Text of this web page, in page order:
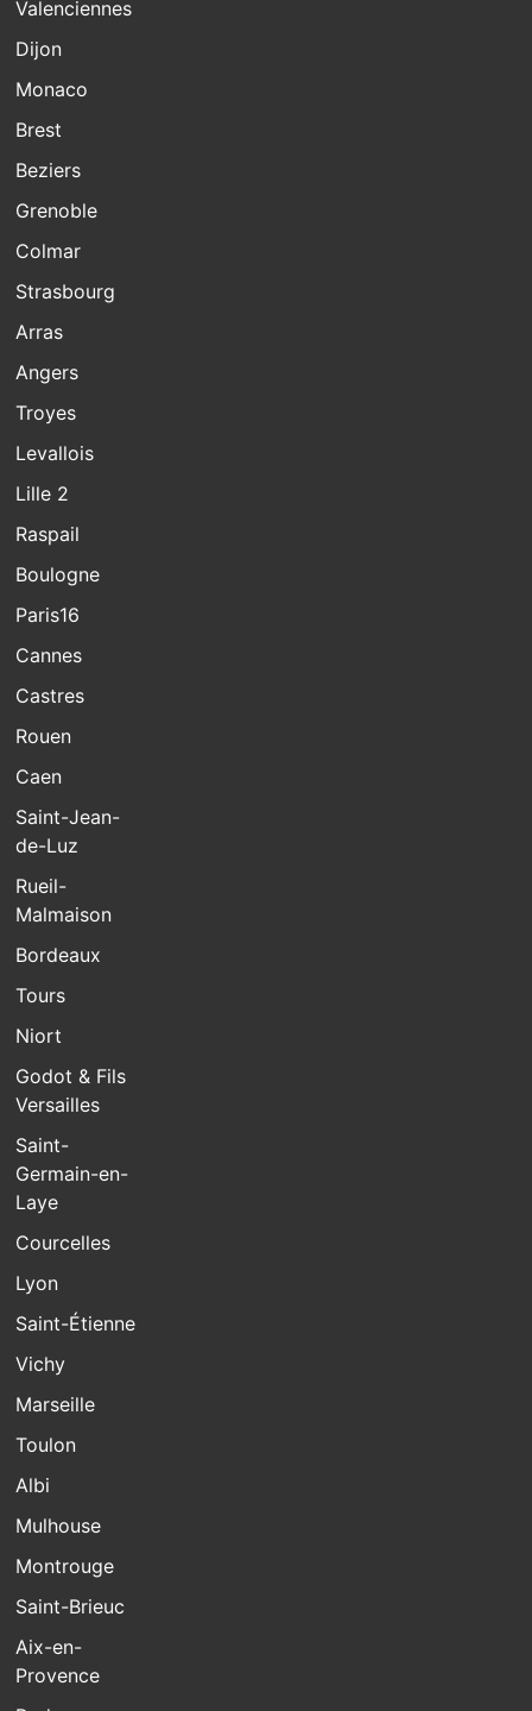
Valenciennes
Dijon
Monaco
Brest
Beziers
Grenoble
Colmar
Strasbourg
Arras
Angers
Troyes
Levallois
Lille 2
Raspail
Boulogne
Paris16
Cannes
Castres
Rouen
Caen
Saint-Jean-
de-Luz
Rueil-
Malmaison
Bordeaux
Tours
Niort
Godot & Fils
Versailles
Saint-
Germain-en-
Laye
Courcelles
Lyon
Saint-Étienne
Vichy
Marseille
Toulon
Albi
Mulhouse
Montrouge
Saint-Brieuc
Aix-en-
Provence